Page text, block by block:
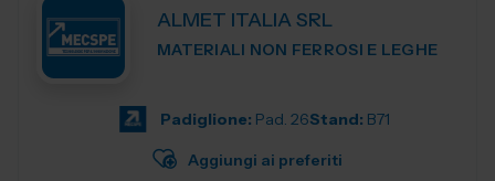
ALMET ITALIA SRL
MATERIALI NON FERROSI E LEGHE
Padiglione: Pad. 26Stand: B71
Aggiungi ai preferiti